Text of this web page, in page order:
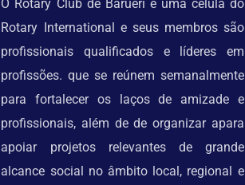
O Rotary Club de Barueri é uma célula do
Rotary International e seus membros são
profissionais qualificados e líderes em
profissões. que se reúnem semanalmente
para fortalecer os laços de amizade e
profissionais, além de de organizar apara
apoiar projetos relevantes de grande
alcance social no âmbito local, regional e